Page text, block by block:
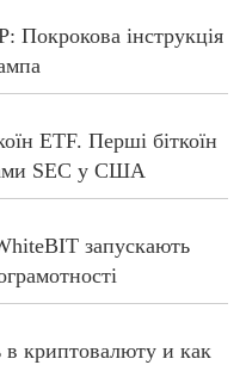
Покрокова інструкція
ETF. Перші біткоїн
SEC у США
запускають
криптовалюту и как